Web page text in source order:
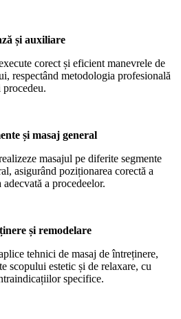
și auxiliare
corect și eficient manevrele de
respectând metodologia profesională
și masaj general
masajul pe diferite segmente
asigurând poziționarea corectă a
a procedeelor.
și remodelare
tehnici de masaj de întreținere,
scopului estetic și de relaxare, cu
specifice.